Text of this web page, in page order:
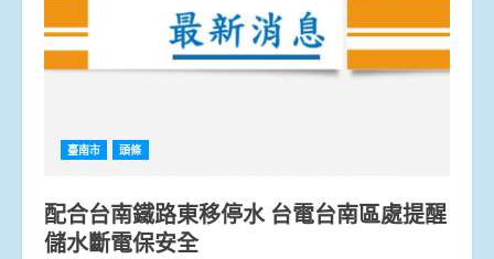
臺南市 頭條
配合台南鐵路東移停水 台電台南區處提醒
儲水斷電保安全